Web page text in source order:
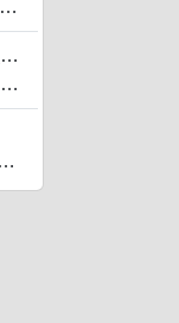
Trendyol İş Başvurusu Nasıl Yapılır